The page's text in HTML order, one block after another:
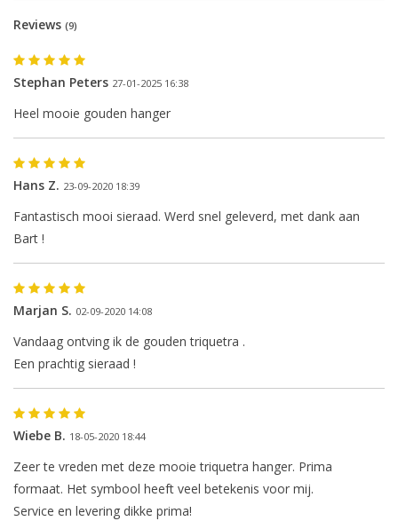
Reviews (9)
Stephan Peters 27-01-2025 16:38
Heel mooie gouden hanger
Hans Z. 23-09-2020 18:39
Fantastisch mooi sieraad. Werd snel geleverd, met dank aan
Bart !
Marjan S. 02-09-2020 14:08
Vandaag ontving ik de gouden triquetra .
Een prachtig sieraad !
Wiebe B. 18-05-2020 18:44
Zeer te vreden met deze mooie triquetra hanger. Prima
formaat. Het symbool heeft veel betekenis voor mij.
Service en levering dikke prima!